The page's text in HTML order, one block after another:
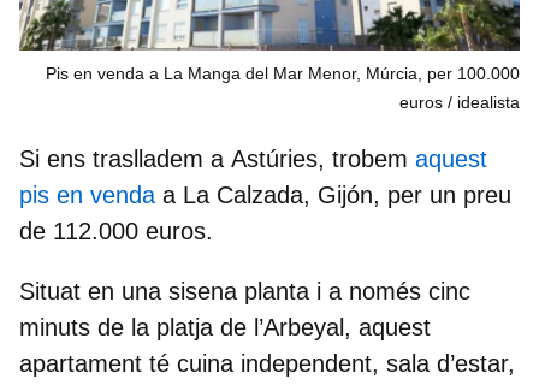
Pis en venda a La Manga del Mar Menor, Múrcia, per 100.000
euros / idealista
Si ens traslladem a Astúries, trobem aquest
pis en venda a La Calzada, Gijón, per un preu
de 112.000 euros.
Situat en una sisena planta i a només cinc
minuts de la platja de l’Arbeyal, aquest
apartament té cuina independent, sala d’estar,